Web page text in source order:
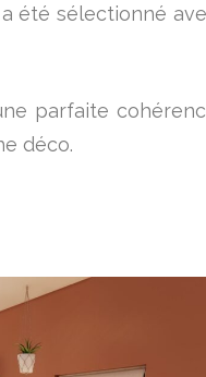
été sélectionné
parfaite
déco.